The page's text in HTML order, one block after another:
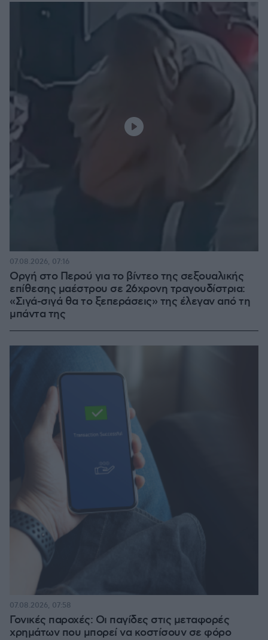
Οργή στο Περού για το βίντεο της σεξουαλικής
επίθεσης μαέστρου σε 26χρονη τραγουδίστρια:
«Σιγά-σιγά θα το ξεπεράσεις» της έλεγαν από τη
μπάντα της
07.08.2026, 07:16
Γονικές παροχές: Οι παγίδες στις μεταφορές
χρημάτων που μπορεί να κοστίσουν σε φόρο
07.08.2026, 07:58